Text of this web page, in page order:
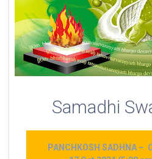
Samadhi
PANCHKOSH SADHNA –